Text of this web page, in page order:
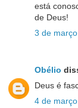
está
de Deus!
3 de
Obélio
Deus é
4 de